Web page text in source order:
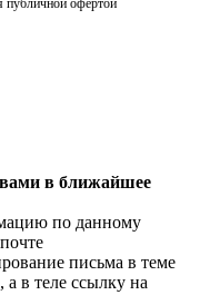
публичной офертой
в ближайшее
по данному
письма в теме
а в теле ссылку на